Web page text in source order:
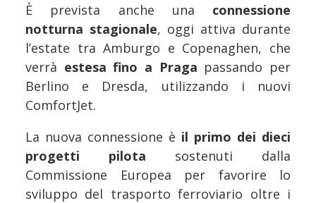
È prevista anche una connessione
notturna stagionale, oggi attiva durante
l’estate tra Amburgo e Copenaghen, che
verrà estesa fino a Praga passando per
Berlino e Dresda, utilizzando i nuovi
ComfortJet.
La nuova connessione è il primo dei dieci
progetti pilota sostenuti dalla
Commissione Europea per favorire lo
sviluppo del trasporto ferroviario oltre i